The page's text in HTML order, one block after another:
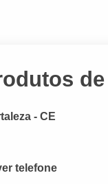
- CE
telefone